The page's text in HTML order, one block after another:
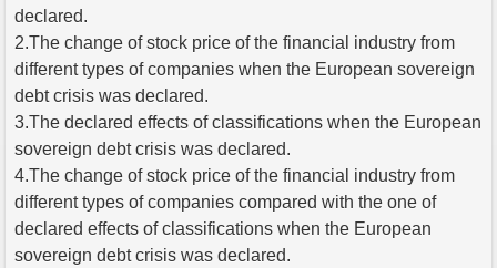
declared.
2.The change of stock price of the financial industry from
different types of companies when the European sovereign
debt crisis was declared.
3.The declared effects of classifications when the European
sovereign debt crisis was declared.
4.The change of stock price of the financial industry from
different types of companies compared with the one of
declared effects of classifications when the European
sovereign debt crisis was declared.